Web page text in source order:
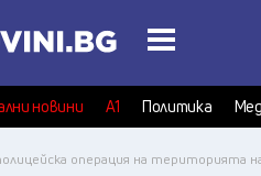
новини А1 Политика
операция на територията